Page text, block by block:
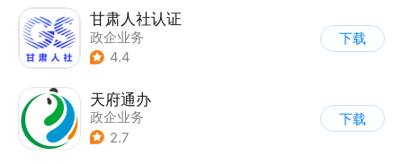
甘肃人社认证
政企业务
4.4
下载
天府通办
政企业务
2.7
下载